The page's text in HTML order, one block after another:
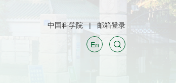
中国科学院 邮箱登录
En